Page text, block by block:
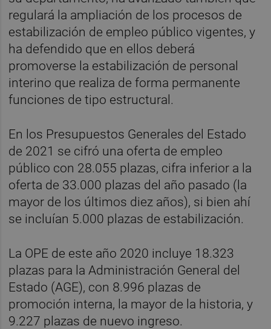
regulará la ampliación de los procesos de
estabilización de empleo público vigentes, y
ha defendido que en ellos deberá
promoverse la estabilización de personal
interino que realiza de forma permanente
funciones de tipo estructural.
En los Presupuestos Generales del Estado
de 2021 se cifró una oferta de empleo
público con 28.055 plazas, cifra inferior a la
oferta de 33.000 plazas del año pasado (la
mayor de los últimos diez años), si bien ahí
se incluían 5.000 plazas de estabilización.
La OPE de este año 2020 incluye 18.323
plazas para la Administración General del
Estado (AGE), con 8.996 plazas de
promoción interna, la mayor de la historia, y
9.227 plazas de nuevo ingreso.